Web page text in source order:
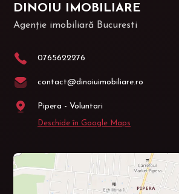
DINOIU IMOBILIARE
Agenție imobiliară Bucuresti
0765622276
contact@dinoiuimobiliare.ro
Pipera - Voluntari
Deschide în Google Maps